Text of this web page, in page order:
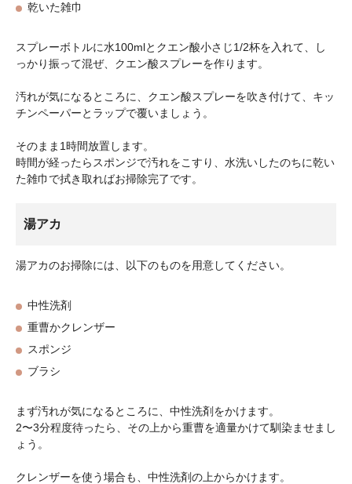
乾いた雑巾
スプレーボトルに水100mlとクエン酸小さじ1/2杯を入れて、し
っかり振って混ぜ、クエン酸スプレーを作ります。
汚れが気になるところに、クエン酸スプレーを吹き付けて、キッ
チンペーパーとラップで覆いましょう。
そのまま1時間放置します。
時間が経ったらスポンジで汚れをこすり、水洗いしたのちに乾い
た雑巾で拭き取ればお掃除完了です。
湯アカ
湯アカのお掃除には、以下のものを用意してください。
中性洗剤
重曹かクレンザー
スポンジ
ブラシ
まず汚れが気になるところに、中性洗剤をかけます。
2〜3分程度待ったら、その上から重曹を適量かけて馴染ませまし
ょう。
クレンザーを使う場合も、中性洗剤の上からかけます。